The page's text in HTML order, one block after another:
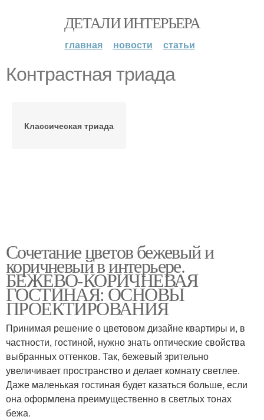
ДЕТАЛИ ИНТЕРЬЕРА
главная новости статьи
Контрастная триада
Классическая триада
Сочетание цветов бежевый и
коричневый в интерьере.
БЕЖЕВО-КОРИЧНЕВАЯ
ГОСТИНАЯ: ОСНОВЫ
ПРОЕКТИРОВАНИЯ
Принимая решение о цветовом дизайне квартиры и, в
частности, гостиной, нужно знать оптические свойства
выбранных оттенков. Так, бежевый зрительно
увеличивает пространство и делает комнату светлее.
Даже маленькая гостиная будет казаться больше, если
она оформлена преимущественно в светлых тонах
бежа.